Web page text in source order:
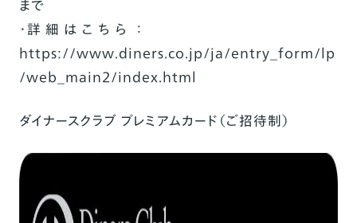
まで
・詳 細 は こ ち ら ：
https://www.diners.co.jp/ja/entry_form/lp
/web_main2/index.html
ダイナースクラブ プレミアムカード（ご招待制）